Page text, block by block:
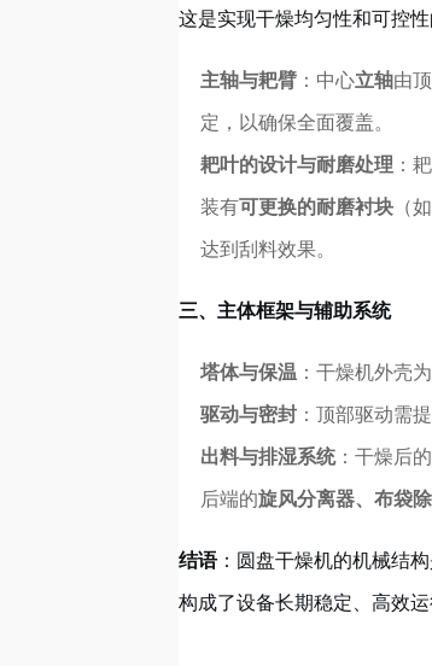
这是实现干燥均匀性和可控性
主轴与耙臂：中心立轴由
定，以确保全面覆盖。
耙叶的设计与耐磨处理 ：
装有可更换的耐磨衬块（
达到刮料效果。
三、主体框架与辅助系统
塔体与保温：干燥机外壳
驱动与密封：顶部驱动需
出料与排湿系统：干燥后
后端的旋风分离器、布袋
结语：圆盘干燥机的机械结
构成了设备长期稳定、高效